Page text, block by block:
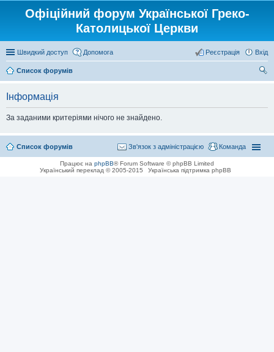
Офіційний форум Української Греко-
Католицької Церкви
Швидкий доступ Допомога Вхід
Реєстрація
Список форумів
Інформація
За заданими критеріями нічого не знайдено.
Список форумів Команда
Зв'язок з адміністрацією
Працює на phpBB® Forum Software © phpBB Limited
Український переклад © 2005-2015
Українська підтримка phpBB